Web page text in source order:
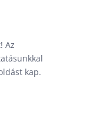
Az
kap.